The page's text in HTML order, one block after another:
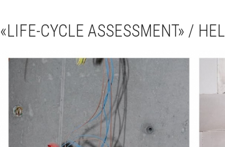
«LIFE-CYCLE ASSESSMENT» /